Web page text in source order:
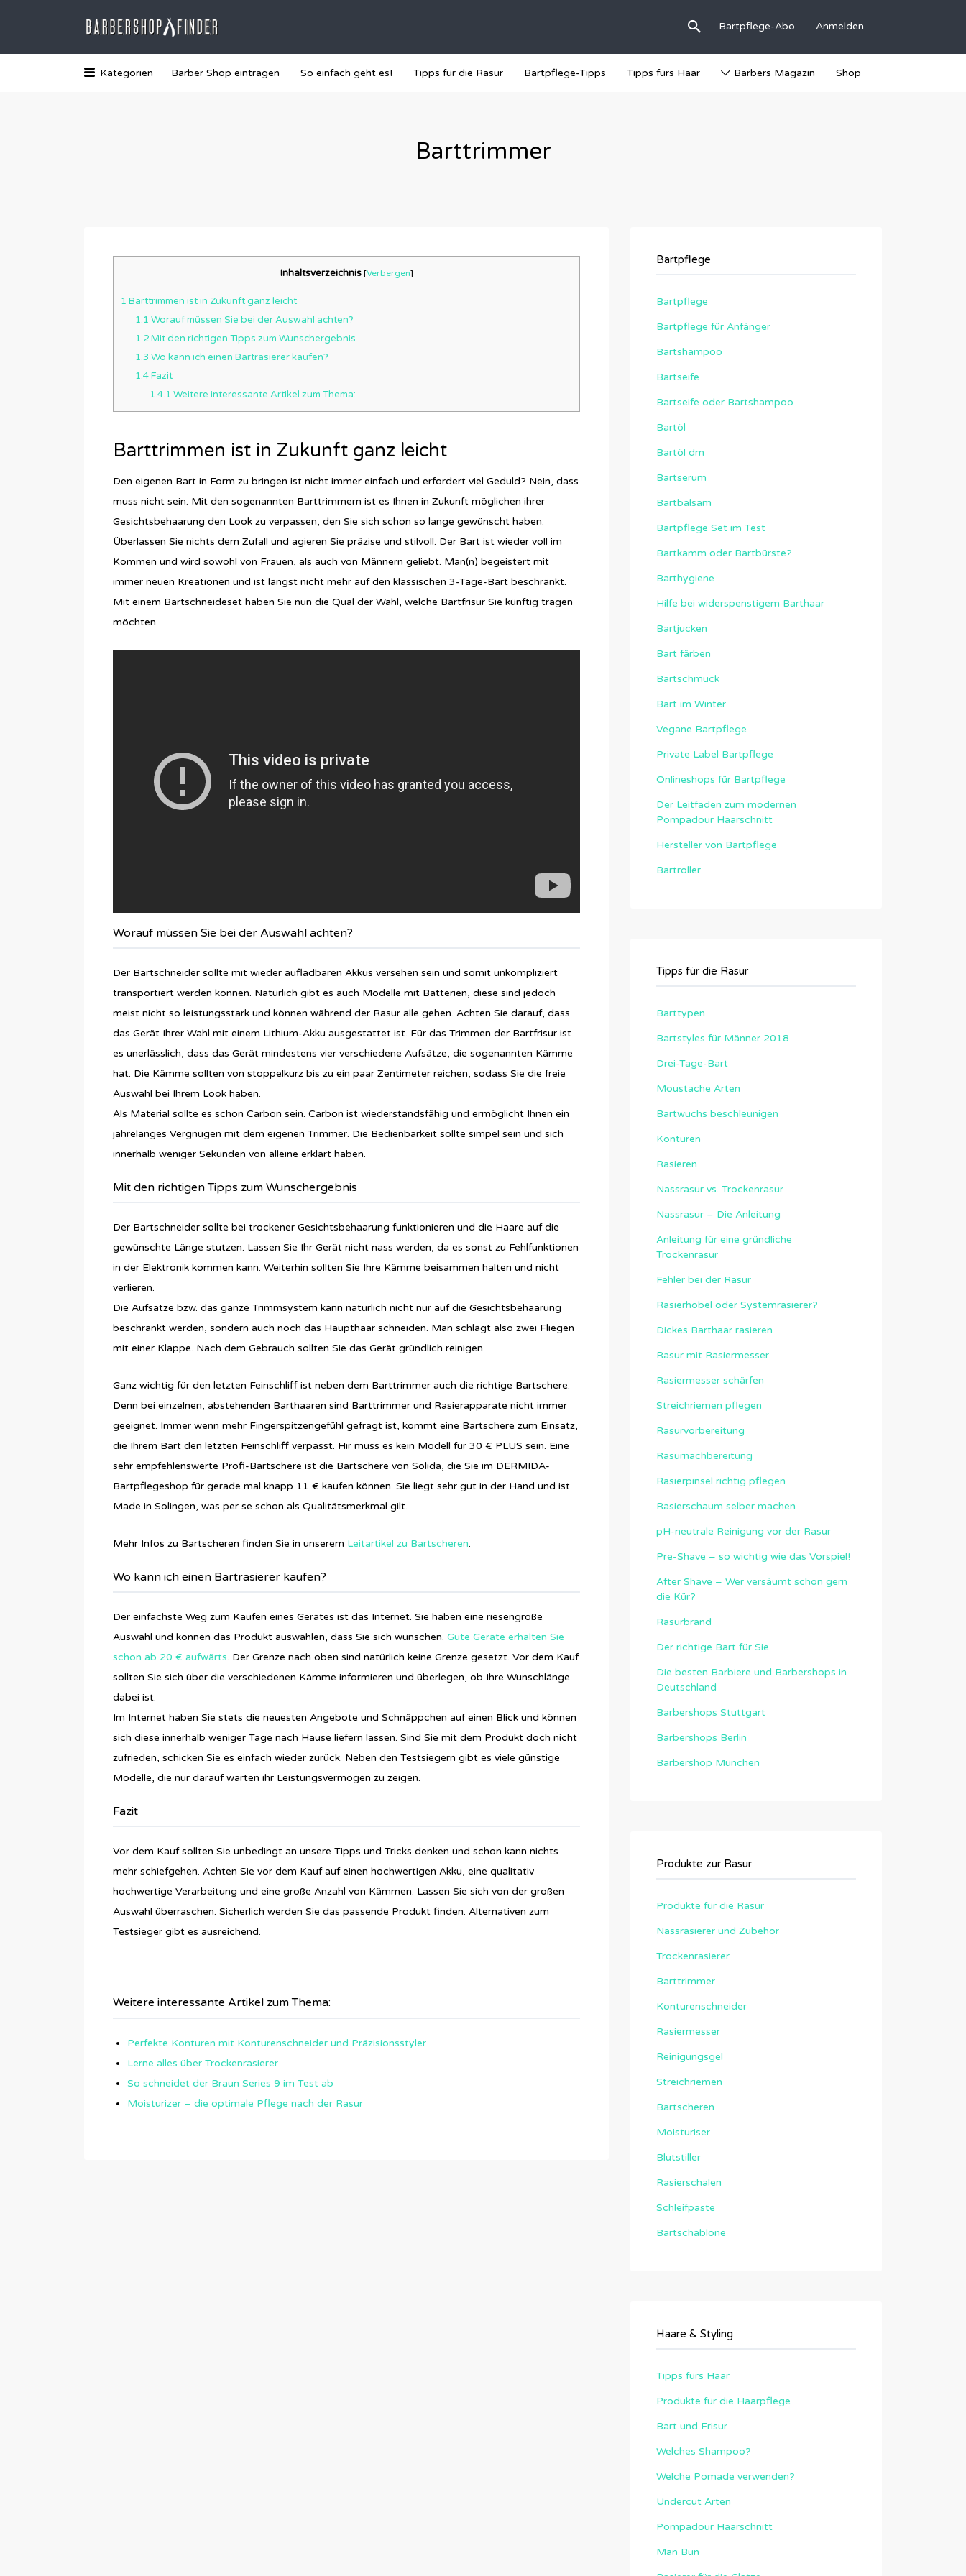
Das Barber-Shop Verzechnis
Bartpflege-Abo Anmelden
Suchen
nach:
Kategorien Barber Shop eintragen So einfach geht es! Tipps für die Rasur Bartpflege-Tipps Tipps fürs Haar Barbers Magazin Shop
Barttrimmer
Inhaltsverzeichnis [Verbergen]
1 Barttrimmen ist in Zukunft ganz leicht
1.1 Worauf müssen Sie bei der Auswahl achten?
1.2Mit den richtigen Tipps zum Wunschergebnis
1.3 Wo kann ich einen Bartrasierer kaufen?
1.4Fazit
1.4.1 Weitere interessante Artikel zum Thema:
Barttrimmen ist in Zukunft ganz leicht
Den eigenen Bart in Form zu bringen ist nicht immer einfach und erfordert viel Geduld? Nein, dass
muss nicht sein. Mit den sogenannten Barttrimmern ist es Ihnen in Zukunft möglichen ihrer
Gesichtsbehaarung den Look zu verpassen, den Sie sich schon so lange gewünscht haben.
Überlassen Sie nichts dem Zufall und agieren Sie präzise und stilvoll. Der Bart ist wieder voll im
Kommen und wird sowohl von Frauen, als auch von Männern geliebt. Man(n) begeistert mit
immer neuen Kreationen und ist längst nicht mehr auf den klassischen 3-Tage-Bart beschränkt.
Mit einem Bartschneideset haben Sie nun die Qual der Wahl, welche Bartfrisur Sie künftig tragen
möchten.
Worauf müssen Sie bei der Auswahl achten?
Der Bartschneider sollte mit wieder aufladbaren Akkus versehen sein und somit unkompliziert
transportiert werden können. Natürlich gibt es auch Modelle mit Batterien, diese sind jedoch
meist nicht so leistungsstark und können während der Rasur alle gehen. Achten Sie darauf, dass
das Gerät Ihrer Wahl mit einem Lithium-Akku ausgestattet ist. Für das Trimmen der Bartfrisur ist
es unerlässlich, dass das Gerät mindestens vier verschiedene Aufsätze, die sogenannten Kämme
hat. Die Kämme sollten von stoppelkurz bis zu ein paar Zentimeter reichen, sodass Sie die freie
Auswahl bei Ihrem Look haben.
Als Material sollte es schon Carbon sein. Carbon ist wiederstandsfähig und ermöglicht Ihnen ein
jahrelanges Vergnügen mit dem eigenen Trimmer. Die Bedienbarkeit sollte simpel sein und sich
innerhalb weniger Sekunden von alleine erklärt haben.
Mit den richtigen Tipps zum Wunschergebnis
Der Bartschneider sollte bei trockener Gesichtsbehaarung funktionieren und die Haare auf die
gewünschte Länge stutzen. Lassen Sie Ihr Gerät nicht nass werden, da es sonst zu Fehlfunktionen
in der Elektronik kommen kann. Weiterhin sollten Sie Ihre Kämme beisammen halten und nicht
verlieren.
Die Aufsätze bzw. das ganze Trimmsystem kann natürlich nicht nur auf die Gesichtsbehaarung
beschränkt werden, sondern auch noch das Haupthaar schneiden. Man schlägt also zwei Fliegen
mit einer Klappe. Nach dem Gebrauch sollten Sie das Gerät gründlich reinigen.
Ganz wichtig für den letzten Feinschliff ist neben dem Barttrimmer auch die richtige Bartschere.
Denn bei einzelnen, abstehenden Barthaaren sind Barttrimmer und Rasierapparate nicht immer
geeignet. Immer wenn mehr Fingerspitzengefühl gefragt ist, kommt eine Bartschere zum Einsatz,
die Ihrem Bart den letzten Feinschliff verpasst. Hir muss es kein Modell für 30 € PLUS sein. Eine
sehr empfehlenswerte Profi-Bartschere ist die Bartschere von Solida, die Sie im DERMIDA-
Bartpflegeshop für gerade mal knapp 11 € kaufen können. Sie liegt sehr gut in der Hand und ist
Made in Solingen, was per se schon als Qualitätsmerkmal gilt.
Mehr Infos zu Bartscheren finden Sie in unserem Leitartikel zu Bartscheren.
Wo kann ich einen Bartrasierer kaufen?
Der einfachste Weg zum Kaufen eines Gerätes ist das Internet. Sie haben eine riesengroße
Auswahl und können das Produkt auswählen, dass Sie sich wünschen. Gute Geräte erhalten Sie
schon ab 20 € aufwärts. Der Grenze nach oben sind natürlich keine Grenze gesetzt. Vor dem Kauf
sollten Sie sich über die verschiedenen Kämme informieren und überlegen, ob Ihre Wunschlänge
dabei ist.
Im Internet haben Sie stets die neuesten Angebote und Schnäppchen auf einen Blick und können
sich diese innerhalb weniger Tage nach Hause liefern lassen. Sind Sie mit dem Produkt doch nicht
zufrieden, schicken Sie es einfach wieder zurück. Neben den Testsiegern gibt es viele günstige
Modelle, die nur darauf warten ihr Leistungsvermögen zu zeigen.
Fazit
Vor dem Kauf sollten Sie unbedingt an unsere Tipps und Tricks denken und schon kann nichts
mehr schiefgehen. Achten Sie vor dem Kauf auf einen hochwertigen Akku, eine qualitativ
hochwertige Verarbeitung und eine große Anzahl von Kämmen. Lassen Sie sich von der großen
Auswahl überraschen. Sicherlich werden Sie das passende Produkt finden. Alternativen zum
Testsieger gibt es ausreichend.
Weitere interessante Artikel zum Thema:
Perfekte Konturen mit Konturenschneider und Präzisionsstyler
Lerne alles über Trockenrasierer
So schneidet der Braun Series 9 im Test ab
Moisturizer – die optimale Pflege nach der Rasur
Bartpflege
Bartpflege
Bartpflege für Anfänger
Bartshampoo
Bartseife
Bartseife oder Bartshampoo
Bartöl
Bartöl dm
Bartserum
Bartbalsam
Bartpflege Set im Test
Bartkamm oder Bartbürste?
Barthygiene
Hilfe bei widerspenstigem Barthaar
Bartjucken
Bart färben
Bartschmuck
Bart im Winter
Vegane Bartpflege
Private Label Bartpflege
Onlineshops für Bartpflege
Der Leitfaden zum modernen
Pompadour Haarschnitt
Hersteller von Bartpflege
Bartroller
Tipps für die Rasur
Barttypen
Bartstyles für Männer 2018
Drei-Tage-Bart
Moustache Arten
Bartwuchs beschleunigen
Konturen
Rasieren
Nassrasur vs. Trockenrasur
Nassrasur – Die Anleitung
Anleitung für eine gründliche
Trockenrasur
Fehler bei der Rasur
Rasierhobel oder Systemrasierer?
Dickes Barthaar rasieren
Rasur mit Rasiermesser
Rasiermesser schärfen
Streichriemen pflegen
Rasurvorbereitung
Rasurnachbereitung
Rasierpinsel richtig pflegen
Rasierschaum selber machen
pH-neutrale Reinigung vor der Rasur
Pre-Shave – so wichtig wie das Vorspiel!
After Shave – Wer versäumt schon gern
die Kür?
Rasurbrand
Der richtige Bart für Sie
Die besten Barbiere und Barbershops in
Deutschland
Barbershops Stuttgart
Barbershops Berlin
Barbershop München
Produkte zur Rasur
Produkte für die Rasur
Nassrasierer und Zubehör
Trockenrasierer
Barttrimmer
Konturenschneider
Rasiermesser
Reinigungsgel
Streichriemen
Bartscheren
Moisturiser
Blutstiller
Rasierschalen
Schleifpaste
Bartschablone
Haare & Styling
Tipps fürs Haar
Produkte für die Haarpflege
Bart und Frisur
Welches Shampoo?
Welche Pomade verwenden?
Undercut Arten
Pompadour Haarschnitt
Man Bun